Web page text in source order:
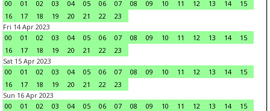
00
01 02 03 04 05 06 07 08 09 10 11 12 13 14
15
16
17 18 19 20 21 22
23
Fri 14 Apr 2023
00
01 02 03 04 05 06 07 08 09 10 11 12 13 14
15
16
17 18 19 20 21 22
23
Sat 15 Apr 2023
00
01 02 03 04 05 06 07 08 09 10 11 12 13 14
15
16
17 18 19 20 21 22
23
Sun 16 Apr 2023
00
01 02 03 04 05 06 07 08 09 10 11 12 13 14
15